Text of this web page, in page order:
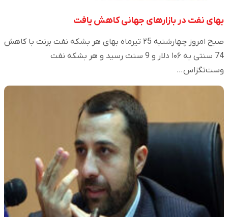
بهای نفت در بازارهای جهانی کاهش یافت
صبح امروز چهارشنبه ۲5 تیرماه بهای هر بشکه نفت برنت با کاهش
74 سنتی به ۱۰۶ دلار و 9 سنت رسید و هر بشکه نفت
وست‌تگزاس…